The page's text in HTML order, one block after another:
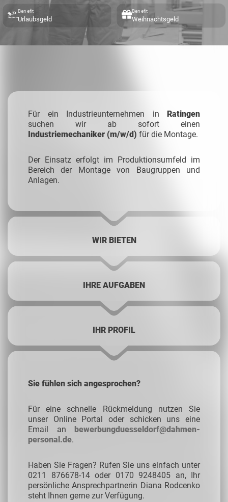
Benefit
Urlaubsgeld
Benefit
Weihnachtsgeld
Für ein Industrieunternehmen in Ratingen
suchen wir ab sofort einen
Industriemechaniker (m/w/d) für die Montage.
Der Einsatz erfolgt im Produktionsumfeld im
Bereich der Montage von Baugruppen und
Anlagen.
WIR BIETEN
IHRE AUFGABEN
IHR PROFIL
Sie fühlen sich angesprochen?
Für eine schnelle Rückmeldung nutzen Sie
unser Online Portal oder schicken uns eine
Email an bewerbungduesseldorf@dahmen-
personal.de.
Haben Sie Fragen? Rufen Sie uns einfach unter
0211 876678-14 oder 0170 9248405 an, Ihr
persönliche Ansprechpartnerin Diana Rodcenko
steht Ihnen gerne zur Verfügung.